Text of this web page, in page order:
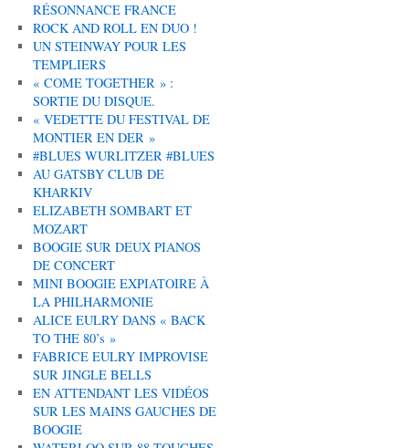
RÉSONNANCE FRANCE
ROCK AND ROLL EN DUO !
UN STEINWAY POUR LES
TEMPLIERS
« COME TOGETHER » :
SORTIE DU DISQUE.
« VEDETTE DU FESTIVAL DE
MONTIER EN DER »
#BLUES WURLITZER #BLUES
AU GATSBY CLUB DE
KHARKIV
ELIZABETH SOMBART ET
MOZART
BOOGIE SUR DEUX PIANOS
DE CONCERT
MINI BOOGIE EXPIATOIRE À
LA PHILHARMONIE
ALICE EULRY DANS « BACK
TO THE 80’s »
FABRICE EULRY IMPROVISE
SUR JINGLE BELLS
EN ATTENDANT LES VIDÉOS
SUR LES MAINS GAUCHES DE
BOOGIE